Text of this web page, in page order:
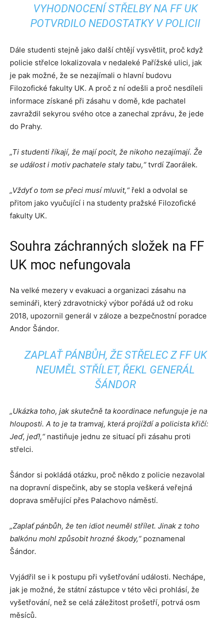
VYHODNOCENÍ STŘELBY NA FF UK
POTVRDILO NEDOSTATKY V POLICII
Dále studenti stejně jako další chtějí vysvětlit, proč když
policie střelce lokalizovala v nedaleké Pařížské ulici, jak
je pak možné, že se nezajímali o hlavní budovu
Filozofické fakulty UK. A proč z ní odešli a proč nesdíleli
informace získané při zásahu v domě, kde pachatel
zavraždil sekyrou svého otce a zanechal zprávu, že jede
do Prahy.
„Ti studenti říkají, že mají pocit, že nikoho nezajímají. Že
se událost i motiv pachatele staly tabu,“tvrdí Zaorálek.
„Vždyť o tom se přeci musí mluvit,“ řekl a odvolal se
přitom jako vyučující i na studenty pražské Filozofické
fakulty UK.
Souhra záchranných složek na FF
UK moc nefungovala
Na velké mezery v evakuaci a organizaci zásahu na
semináři, který zdravotnický výbor pořádá už od roku
2018, upozornil generál v záloze a bezpečnostní poradce
Andor Šándor.
ZAPLAŤ PÁNBŮH, ŽE STŘELEC Z FF UK
NEUMĚL STŘÍLET, ŘEKL GENERÁL
ŠÁNDOR
„Ukázka toho, jak skutečně ta koordinace nefunguje je na
hlouposti. A to je ta tramvaj, která projíždí a policista křičí:
Jeď, jeď!,“nastiňuje jednu ze situací při zásahu proti
střelci.
Šándor si pokládá otázku, proč někdo z policie nezavolal
na dopravní dispečink, aby se stopla veškerá veřejná
doprava směřující přes Palachovo náměstí.
„Zaplať pánbůh, že ten idiot neuměl střílet. Jinak z toho
balkónu mohl způsobit hrozné škody,“poznamenal
Šándor.
Vyjádřil se i k postupu při vyšetřování události. Nechápe,
jak je možné, že státní zástupce v této věci prohlásí, že
vyšetřování, než se celá záležitost prošetří, potrvá osm
měsíců.